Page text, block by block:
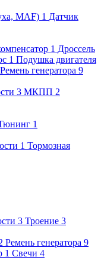
MAF) 1 Датчик
1 Дроссель
1 Подушка двигателя
Ремень генератора 9
3 МКПП 2
1
1 Тормозная
3 Троение 3
Ремень генератора 9
1 Свечи 4